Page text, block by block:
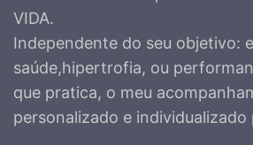
VIDA.
Independente do seu objetivo:
saúde,hipertrofia, ou
que pratica, o meu
personalizado e individualizado